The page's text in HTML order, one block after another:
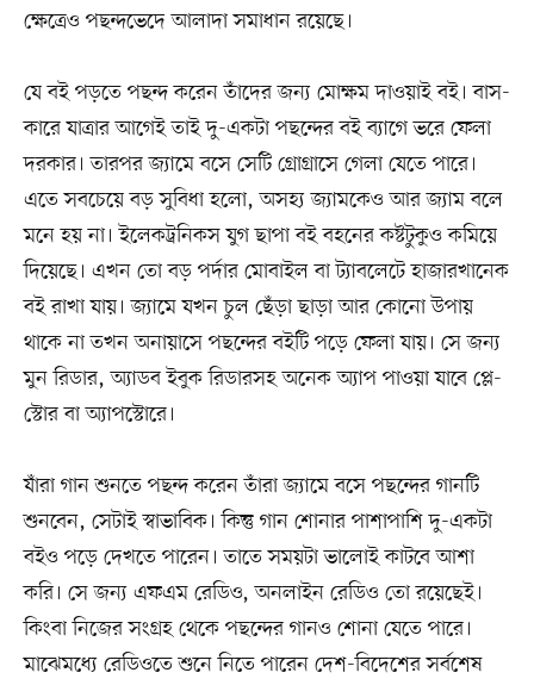
ক্ষেত্রেও পছন্দভেদে আলাদা সমাধান রয়েছে।
যে বই পড়তে পছন্দ করেন তাঁদের জন্য মোক্ষম দাওয়াই বই। বাস-
কারে যাত্রার আগেই তাই দু-একটা পছন্দের বই ব্যাগে ভরে ফেলা
দরকার। তারপর জ্যামে বসে সেটি গ্রোগ্রাসে গেলা যেতে পারে।
এতে সবচেয়ে বড় সুবিধা হলো, অসহ্য জ্যামকেও আর জ্যাম বলে
মনে হয় না। ইলেকট্রনিকস যুগ ছাপা বই বহনের কষ্টটুকুও কমিয়ে
দিয়েছে। এখন তো বড় পর্দার মোবাইল বা ট্যাবলেটে হাজারখানেক
বই রাখা যায়। জ্যামে যখন চুল ছেঁড়া ছাড়া আর কোনো উপায়
থাকে না তখন অনায়াসে পছন্দের বইটি পড়ে ফেলা যায়। সে জন্য
মুন রিডার, অ্যাডব ইবুক রিডারসহ অনেক অ্যাপ পাওয়া যাবে প্লে-
স্টোর বা অ্যাপস্টোরে।
যাঁরা গান শুনতে পছন্দ করেন তাঁরা জ্যামে বসে পছন্দের গানটি
শুনবেন, সেটাই স্বাভাবিক। কিন্তু গান শোনার পাশাপাশি দু-একটা
বইও পড়ে দেখতে পারেন। তাতে সময়টা ভালোই কাটবে আশা
করি। সে জন্য এফএম রেডিও, অনলাইন রেডিও তো রয়েছেই।
কিংবা নিজের সংগ্রহ থেকে পছন্দের গানও শোনা যেতে পারে।
মাঝেমধ্যে রেডিওতে শুনে নিতে পারেন দেশ-বিদেশের সর্বশেষ